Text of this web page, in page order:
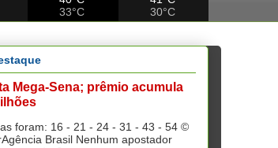
33°C
30°C
Mega-Sena; prêmio acumula
foram: 16 - 21 - 24 - 31 - 43 - 54 ©
Brasil Nenhum apostador